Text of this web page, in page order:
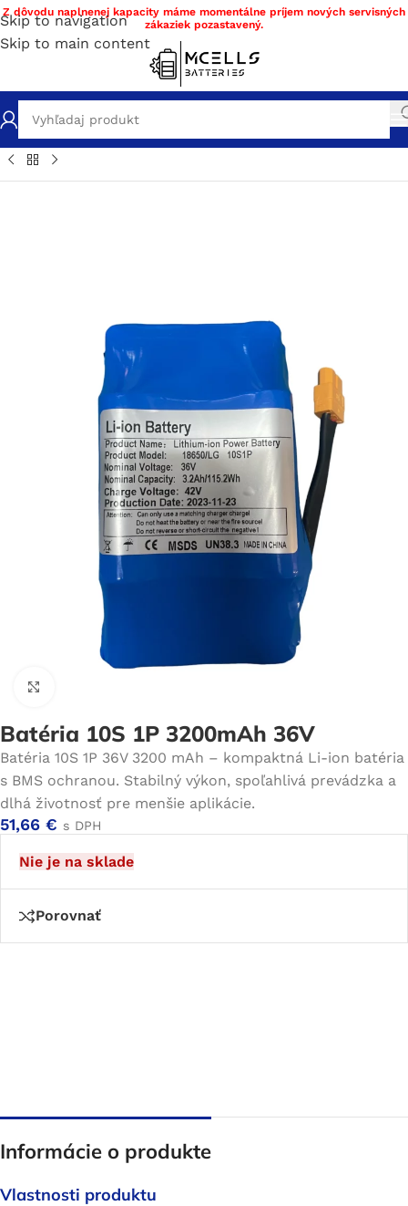
Skip to navigation
Skip to main content
Z dôvodu naplnenej kapacity máme momentálne príjem nových servisných
zákaziek pozastavený.
Domov/Obchod/Náhradné diely/Náhradné batérie
Batéria 10S 1P 3200mAh 36V
Batéria 10S 1P 36V 3200 mAh – kompaktná Li-ion batéria
s BMS ochranou. Stabilný výkon, spoľahlivá prevádzka a
dlhá životnosť pre menšie aplikácie.
51,66 € s DPH
Nie je na sklade
Porovnať
Informácie o produkte
Vlastnosti produktu